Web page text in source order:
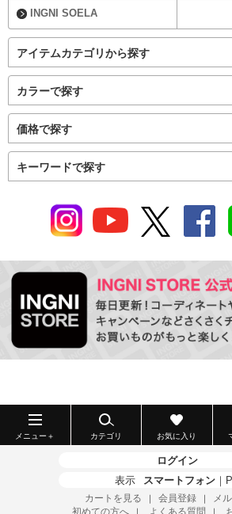
INGNI SOELA
アイテムカテゴリから探す
カラーで探す
価格で探す
キーワードで探す
メニュー＋ カテゴリ お気に入り
ログイン
表示
スマートフォン ｜
カートを見る ｜ 会員登録 ｜
メ